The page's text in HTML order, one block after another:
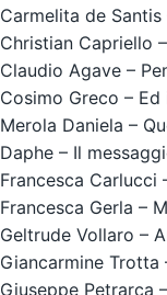
Carmelita de Santis
Christian Capriello
Claudio Agave –
Cosimo Greco –
Merola Daniela –
Daphe – Il
Francesca Carlucci
Francesca Gerla –
Geltrude Vollaro –
Giancarmine Trotta
Giuseppe Petrarca